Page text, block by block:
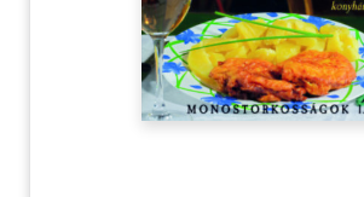
Társadalomtudomány
Természettudomány